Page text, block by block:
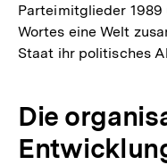
Parteimitglieder 1989
Wortes eine Welt
Staat ihr politisches
Die